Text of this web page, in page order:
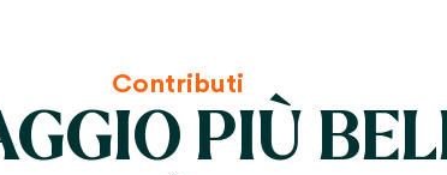
Contributi
PIÙ